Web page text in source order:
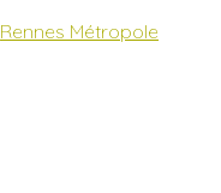
Rennes Métropole